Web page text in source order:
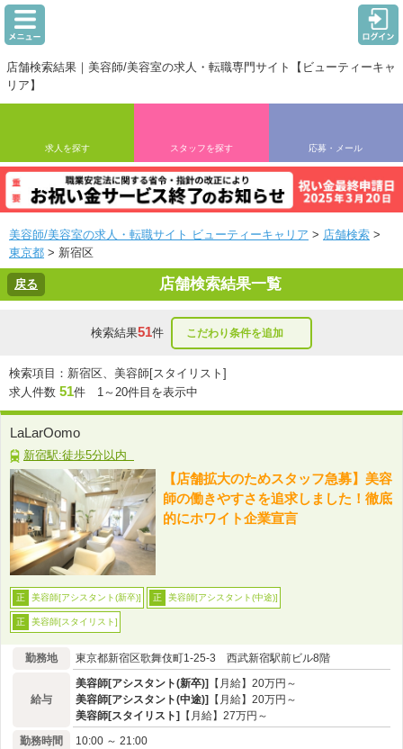
店舗検索結果｜美容師/美容室の求人・転職専門サイト【ビューティーキャ
リア】
求人を探す スタッフを探す 応募・メール
美容師/美容室の求人・転職サイト ビューティーキャリア > 店舗検索 >
東京都 > 新宿区
戻る 店舗検索結果一覧
検索結果51件 こだわり条件を追加
検索項目：新宿区、美容師[スタイリスト]
求人件数 51件 1～20件目を表示中
LaLarOomo
新宿駅:徒歩5分以内
【店舗拡大のためスタッフ急募】美容
師の働きやすさを追求しました！徹底
的にホワイト企業宣言
正 美容師[アシスタント(新卒)] 正 美容師[アシスタント(中途)]
正 美容師[スタイリスト]
勤務地 東京都新宿区歌舞伎町1-25-3 西武新宿駅前ビル8階
給与
美容師[アシスタント(新卒)]
【月給】20万円～
美容師[アシスタント(中途)]
【月給】20万円～
美容師[スタイリスト]
【月給】27万円～
勤務時間
10:00 ～ 21:00